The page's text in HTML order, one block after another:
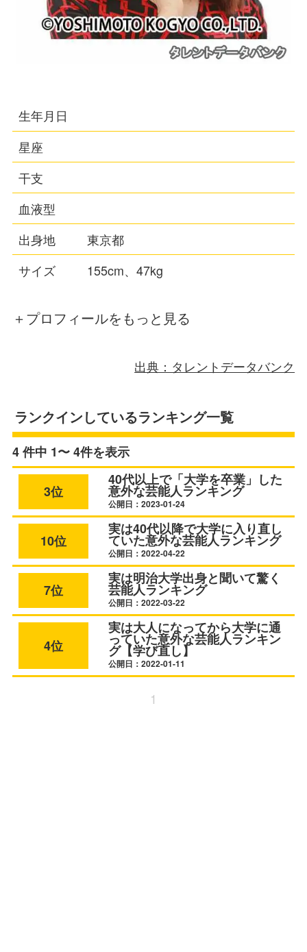
生年月日
星座
干支
血液型
出身地
東京都
サイズ
155cm、47kg
＋プロフィールをもっと見る
出典：タレントデータバンク
ランクインしているランキング一覧
4 件中 1〜 4件を表示
3位
40代以上で「大学を卒業」した
意外な芸能人ランキング
公開日：2023-01-24
10位
実は40代以降で大学に入り直し
ていた意外な芸能人ランキング
公開日：2022-04-22
7位
実は明治大学出身と聞いて驚く
芸能人ランキング
公開日：2022-03-22
4位
実は大人になってから大学に通
っていた意外な芸能人ランキン
グ【学び直し】
公開日：2022-01-11
1